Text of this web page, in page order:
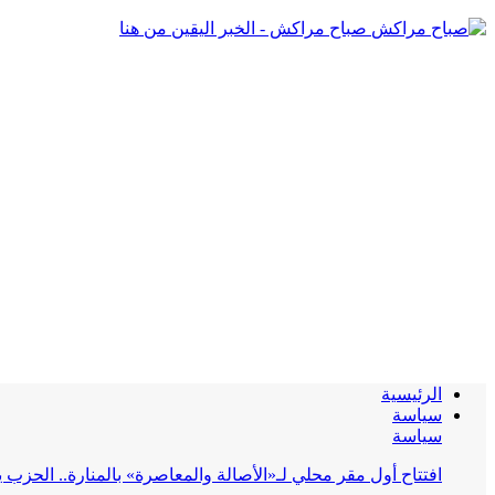
صباح مراكش - الخبر اليقين من هنا
الرئيسية
سياسة
سياسة
افتتاح أول مقر محلي لـ«الأصالة والمعاصرة» بالمنارة..